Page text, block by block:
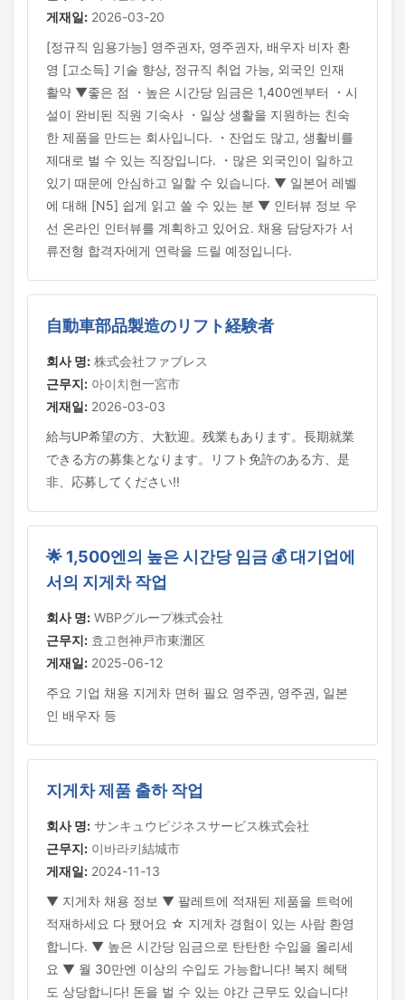
게재일: 2026-03-20
[정규직 임용가능] 영주권자, 영주권자, 배우자 비자 환
영 [고소득] 기술 향상, 정규직 취업 가능, 외국인 인재
활약 ▼좋은 점 ・높은 시간당 임금은 1,400엔부터 ・시
설이 완비된 직원 기숙사 ・일상 생활을 지원하는 친숙
한 제품을 만드는 회사입니다. ・잔업도 많고, 생활비를
제대로 벌 수 있는 직장입니다. ・많은 외국인이 일하고
있기 때문에 안심하고 일할 수 있습니다. ▼ 일본어 레벨
에 대해 [N5] 쉽게 읽고 쓸 수 있는 분 ▼ 인터뷰 정보 우
선 온라인 인터뷰를 계획하고 있어요. 채용 담당자가 서
류전형 합격자에게 연락을 드릴 예정입니다.
自動車部品製造のリフト経験者
회사 명: 株式会社ファブレス
근무지: 아이치현一宮市
게재일: 2026-03-03
給与UP希望の方、大歓迎。残業もあります。長期就業
できる方の募集となります。リフト免許のある方、是
非、応募してください!!
🌟 1,500엔의 높은 시간당 임금 💰 대기업에
서의 지게차 작업
회사 명: WBPグループ株式会社
근무지: 효고현神戸市東灘区
게재일: 2025-06-12
주요 기업 채용 지게차 면허 필요 영주권, 영주권, 일본
인 배우자 등
지게차 제품 출하 작업
회사 명: サンキュウビジネスサービス株式会社
근무지: 이바라키結城市
게재일: 2024-11-13
▼ 지게차 채용 정보 ▼ 팔레트에 적재된 제품을 트럭에
적재하세요 다 됐어요 ☆ 지게차 경험이 있는 사람 환영
합니다. ▼ 높은 시간당 임금으로 탄탄한 수입을 올리세
요 ▼ 월 30만엔 이상의 수입도 가능합니다! 복지 혜택
도 상당합니다! 돈을 벌 수 있는 야간 근무도 있습니다!